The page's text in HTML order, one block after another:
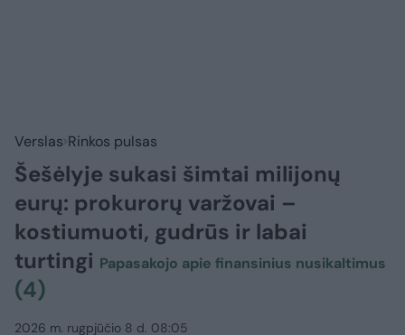
Verslas Rinkos pulsas
Šešėlyje sukasi šimtai milijonų
eurų: prokurorų varžovai –
kostiumuoti, gudrūs ir labai
turtingi Papasakojo apie finansinius nusikaltimus
(4)
2026 m. rugpjūčio 8 d. 08:05